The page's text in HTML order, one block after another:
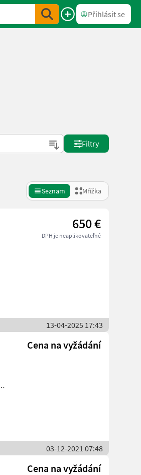
Přihlásit se
Filtry
Seznam Mřížka
650 €
DPH je neaplikovateľné
13-04-2025 17:43
Cena na vyžádání
03-12-2021 07:48
Cena na vyžádání